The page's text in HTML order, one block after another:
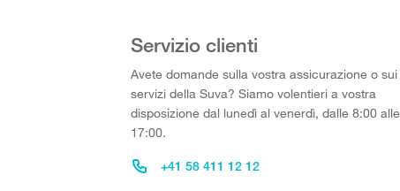
Servizio clienti
Avete domande sulla vostra assicurazione o sui
servizi della Suva? Siamo volentieri a vostra
disposizione dal lunedì al venerdì, dalle 8:00 alle
17:00.
+41 58 411 12 12